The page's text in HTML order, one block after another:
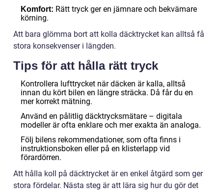
Komfort: Rätt tryck ger en jämnare och bekvämare
körning.
Att bara glömma bort att kolla däcktrycket kan alltså få
stora konsekvenser i längden.
Tips för att hålla rätt tryck
Kontrollera lufttrycket när däcken är kalla, alltså
innan du kört bilen en längre sträcka. Då får du en
mer korrekt mätning.
Använd en pålitlig däcktrycksmätare – digitala
modeller är ofta enklare och mer exakta än analoga.
Följ bilens rekommendationer, som ofta finns i
instruktionsboken eller på en klisterlapp vid
förardörren.
Att hålla koll på däcktrycket är en enkel åtgärd som ger
stora fördelar. Nästa steg är att lära sig hur du gör det